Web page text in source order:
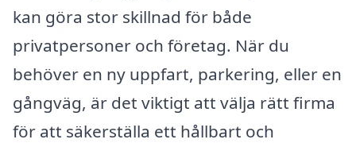
kan göra stor skillnad för både
privatpersoner och företag. När du
behöver en ny uppfart, parkering, eller en
gångväg, är det viktigt att välja rätt firma
för att säkerställa ett hållbart och